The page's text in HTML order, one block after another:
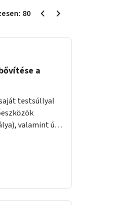
80
a
testsúllyal
valamint új